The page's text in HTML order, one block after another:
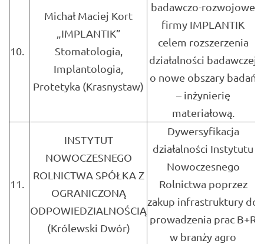
10.
Michał Maciej Kort
„IMPLANTIK”
Stomatologia,
Implantologia,
Protetyka (Krasnystaw)
badawczo-rozwojowe
firmy IMPLANTIK
celem rozszerzenia
działalności badawczej
o nowe obszary badań
– inżynierię
materiałową.
11.
INSTYTUT
NOWOCZESNEGO
ROLNICTWA SPÓŁKA Z
OGRANICZONĄ
ODPOWIEDZIALNOŚCIĄ
(Królewski Dwór)
Dywersyfikacja
działalności Instytutu
Nowoczesnego
Rolnictwa poprzez
zakup infrastruktury do
prowadzenia prac B+R
w branży agro